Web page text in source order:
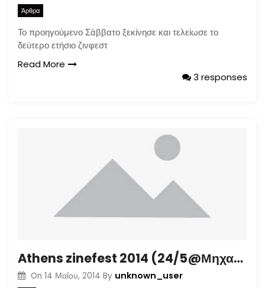
Άρθρα
Το προηγούμενο Σάββατο ξεκίνησε και τελείωσε το
δεύτερο ετήσιο ζινφεστ
Read More
3 responses
Athens zinefest 2014 (24/5@Μηχανουργείο)
On 14 Μαΐου, 2014 By unknown_user